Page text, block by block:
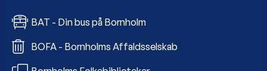
BAT - Din bus på Bornholm
BOFA - Bornholms Affaldsselskab